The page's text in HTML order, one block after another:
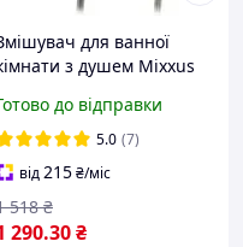
для ванної
з душем Mixxus
до відправки
5.0 (7)
від215₴/міс
290.30₴
518 ₴